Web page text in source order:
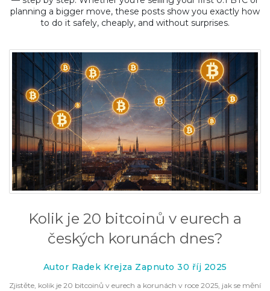
planning a bigger move, these posts show you exactly how
to do it safely, cheaply, and without surprises.
Kolik je 20 bitcoinů v eurech a
českých korunách dnes?
Autor Radek Krejza Zapnuto 30 říj 2025
Zjistěte, kolik je 20 bitcoinů v eurech a korunách v roce 2025, jak se mění